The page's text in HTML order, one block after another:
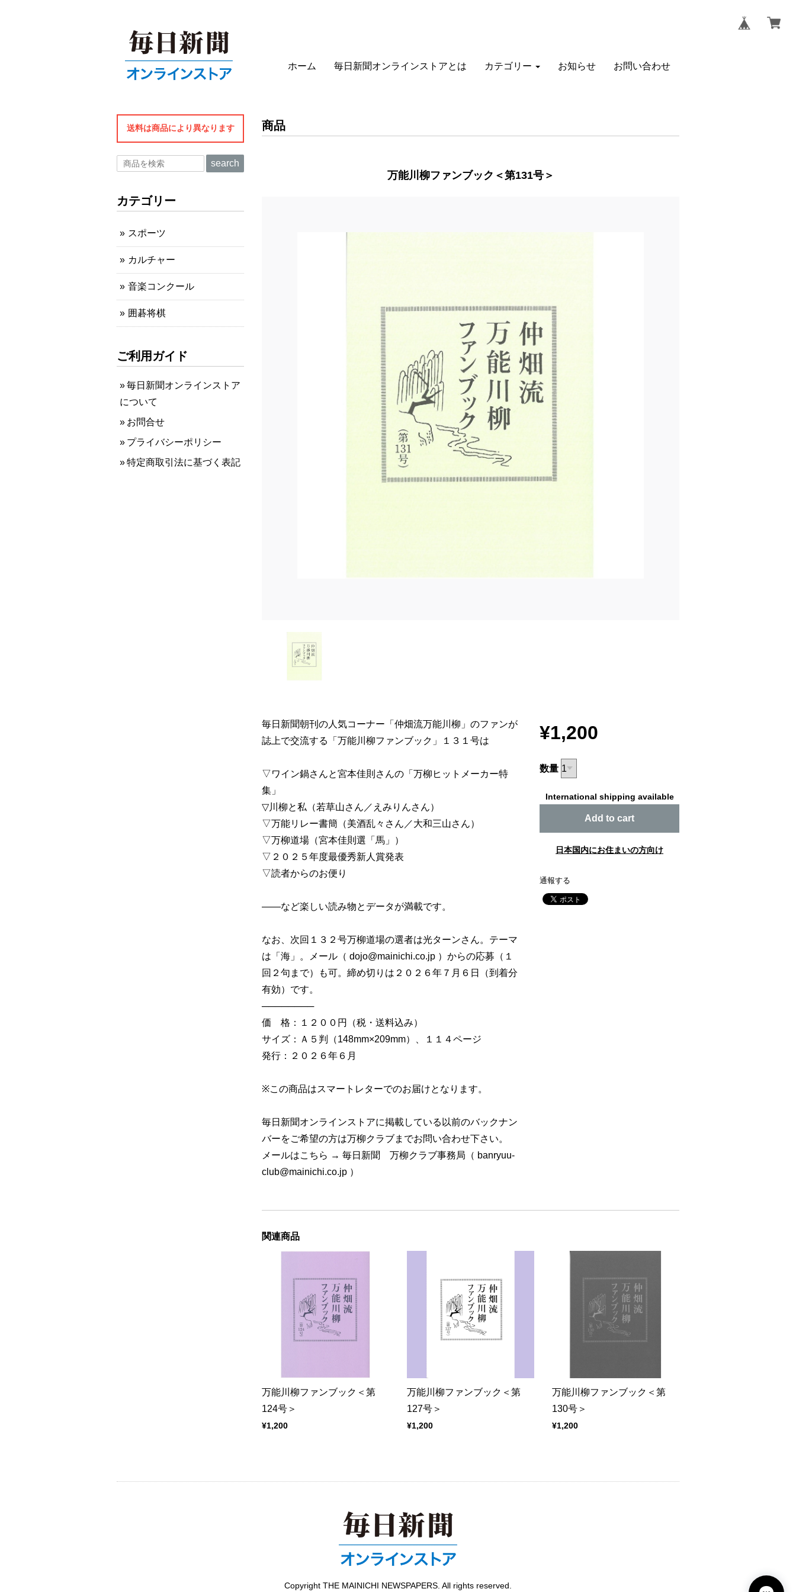
ホーム 毎日新聞オンラインストアとは カテゴリー お知らせ お問い合わせ
商品
万能川柳ファンブック＜第131号＞
毎日新聞朝刊の人気コーナー「仲畑流万能川柳」のファンが
誌上で交流する「万能川柳ファンブック」１３１号は
▽ワイン鍋さんと宮本佳則さんの「万柳ヒットメーカー特
集」
▽川柳と私（若草山さん／えみりんさん）
▽万能リレー書簡（美酒乱々さん／大和三山さん）
▽万柳道場（宮本佳則選「馬」）
▽２０２５年度最優秀新人賞発表
▽読者からのお便り
――など楽しい読み物とデータが満載です。
なお、次回１３２号万柳道場の選者は光ターンさん。テーマ
は「海」。メール（ dojo@mainichi.co.jp ）からの応募（１
回２句まで）も可。締め切りは２０２６年７月６日（到着分
有効）です。
────────
価 格：１２００円（税・送料込み）
サイズ：Ａ５判（148mm×209mm）、１１４ページ
発行：２０２６年６月
※この商品はスマートレターでのお届けとなります。
毎日新聞オンラインストアに掲載している以前のバックナン
バーをご希望の方は万柳クラブまでお問い合わせ下さい。
メールはこちら → 毎日新聞 万柳クラブ事務局（ banryuu-
club@mainichi.co.jp ）
¥1,200
数量
International shipping available
Add to cart
日本国内にお住まいの方向け
通報する
関連商品
万能川柳ファンブック＜第
124号＞
¥1,200
万能川柳ファンブック＜第
127号＞
¥1,200
万能川柳ファンブック＜第
130号＞
¥1,200
送料は商品により異なります
search
カテゴリー
スポーツ
カルチャー
音楽コンクール
囲碁将棋
ご利用ガイド
毎日新聞オンラインストア
について
お問合せ
プライバシーポリシー
特定商取引法に基づく表記
Copyright THE MAINICHI NEWSPAPERS. All rights reserved.